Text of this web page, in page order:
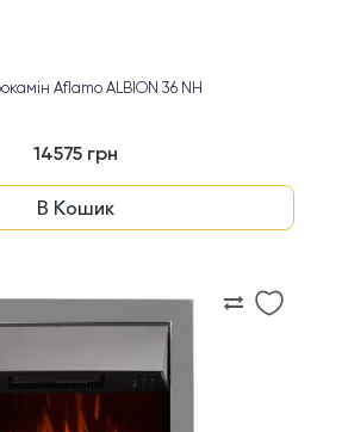
Aflamo ALBION 36 NH
14575 грн
В Кошик